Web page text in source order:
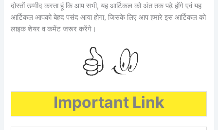
दोस्तों उम्मीद करता हूं कि आप सभी, यह आर्टिकल को अंत तक पढ़े होंगे एवं यह
आर्टिकल आपको बेहद पसंद आया होगा, जिसके लिए आप हमारे इस आर्टिकल को
लाइक शेयर व कमेंट जरूर करेंगे।
Important Link